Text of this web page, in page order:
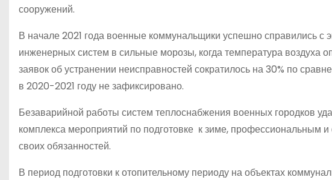
сооружений.
В начале 2021 года военные коммунальщики успешно справились с
инженерных систем в сильные морозы, когда температура воздуха
заявок об устранении неисправностей сократилось на 30% по
в 2020-2021 году не зафиксировано.
Безаварийной работы систем теплоснабжения военных городков
комплекса мероприятий по подготовке к зиме,
своих обязанностей.
В период подготовки к отопительному периоду на объектах